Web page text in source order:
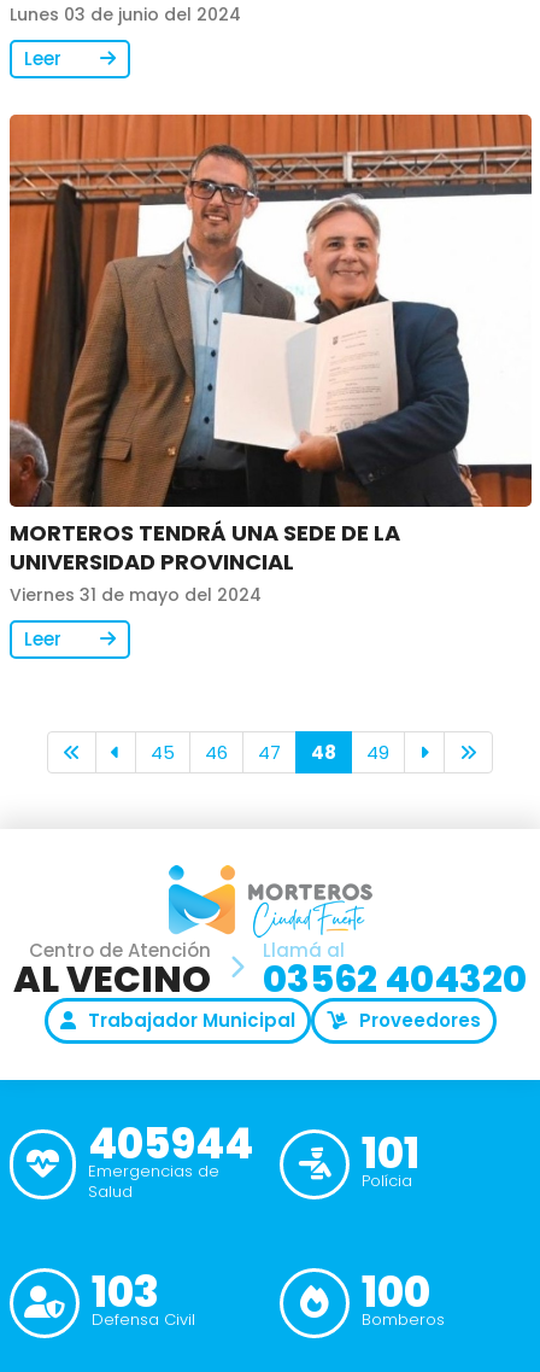
Lunes 03 de junio del 2024
Leer
MORTEROS TENDRÁ UNA SEDE DE LA
UNIVERSIDAD PROVINCIAL
Viernes 31 de mayo del 2024
Leer
45 46 47 48 49
Centro de Atención
AL VECINO
Llamá al
03562 404320
Trabajador Municipal Proveedores
405944
Emergencias de
Salud
101
Polícia
103
Defensa Civil 100
Bomberos